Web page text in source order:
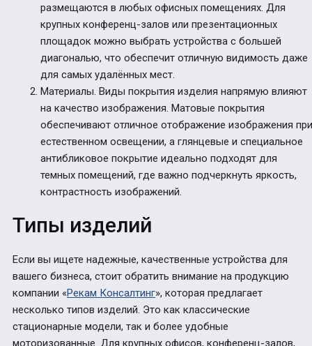
размещаются в любых офисных помещениях. Для
крупных конференц-залов или презентационных
площадок можно выбрать устройства с большей
диагональю, что обеспечит отличную видимость даже
для самых удалённых мест.
Материалы. Виды покрытия изделия напрямую влияют
на качество изображения. Матовые покрытия
обеспечивают отличное отображение изображения при
естественном освещении, а глянцевые и специальное
антибликовое покрытие идеально подходят для
темных помещений, где важно подчеркнуть яркость,
контрастность изображений.
Типы изделий
Если вы ищете надежные, качественные устройства для
вашего бизнеса, стоит обратить внимание на продукцию
компании «Рекам Консалтинг», которая предлагает
несколько типов изделий. Это как классические
стационарные модели, так и более удобные
моторизованные. Для крупных офисов, конференц-залов,